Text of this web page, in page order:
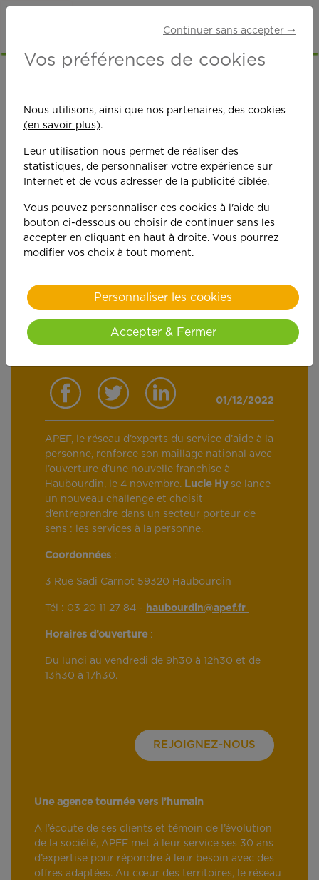
Ouverture d'une
agence à
Haubourdin
01/12/2022
APEF, le réseau d’experts du service d’aide à la
personne, renforce son maillage national avec
l’ouverture d’une nouvelle franchise à
Haubourdin, le 4 novembre. Lucie Hy se lance
un nouveau challenge et choisit
d’entreprendre dans un secteur porteur de
sens : les services à la personne.
Coordonnées :
3 Rue Sadi Carnot 59320 Haubourdin
Tél : 03 20 11 27 84 - haubourdin@apef.fr
Horaires d’ouverture:
Du lundi au vendredi de 9h30 à 12h30 et de
13h30 à 17h30.
REJOIGNEZ-NOUS
Une agence tournée vers l’humain
A l’écoute de ses clients et témoin de l’évolution
de la société, APEF met à leur service ses 30 ans
d’expertise pour répondre à leur besoin avec des
offres adaptées. Au cœur des territoires, le réseau
Continuer sans accepter ➝
Vos préférences de cookies
Nous utilisons, ainsi que nos partenaires, des cookies
(en savoir plus).
Leur utilisation nous permet de réaliser des
statistiques, de personnaliser votre expérience sur
Internet et de vous adresser de la publicité ciblée.
Vous pouvez personnaliser ces cookies à l'aide du
bouton ci-dessous ou choisir de continuer sans les
accepter en cliquant en haut à droite. Vous pourrez
modifier vos choix à tout moment.
Personnaliser les cookies
Accepter & Fermer